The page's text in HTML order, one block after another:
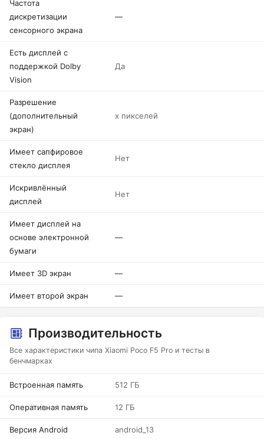
Частота
дискретизации
сенсорного экрана
—
Есть дисплей с
поддержкой Dolby
Vision
Да
Разрешение
(дополнительный
экран)
x пикселей
Имеет сапфировое
стекло дисплея
Нет
Искривлённый
дисплей
Нет
Имеет дисплей на
основе электронной
бумаги
—
Имеет 3D экран —
Имеет второй экран —
Производительность
Все характеристики чипа Xiaomi Poco F5 Pro и тесты в
бенчмарках
Встроенная память 512 ГБ
Оперативная память 12 ГБ
Версия Android android_13